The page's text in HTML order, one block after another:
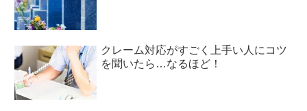
クレーム対応がすごく上手い人にコツ
を聞いたら…なるほど！